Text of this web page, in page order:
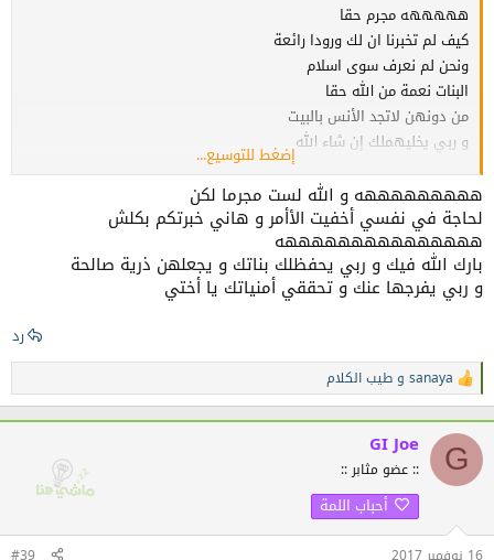
هههههه مجرم حقا
كيف لم تخبرنا ان لك ورودا رائعة
ونحن لم نعرف سوى اسلام
البنات نعمة من الله حقا
من دونهن لاتجد الأنس بالبيت
و ربي يخليهملك إن شاء الله
والله وبما أني ام لبنتين و أعرف كيف هن البنات حنونات مع أمهم و أبيهم
قرأت سطورك ففرحت كثيرا وقلت ماشاء الله
إن كان الله رزقك بهن فهذه أروع نعمة
و ربي يحفظهملك و يجعلهم قرة عين لك ولأمهمن ويديم المحبة بينكم
إضغط للتوسيع...
هههههههههه و الله لست مجرما لكن
لحاجة في نفسي أخفيت الأأمر و هاني خبرتكم بكلش
هههههههههههههههه
بارك الله فيك و ربي يحفظلك بناتك و يجعلهن ذرية صالحة
و ربي يفرجها عنك و تحققي أمنياتك يا أختي
رد
ا
ل
ت
ف
ع
:
sanaya و طيب الكلام
G
GI Joe
:: عضو مثابر ::
أحباب اللمة
16 نوفمبر 2017 #39